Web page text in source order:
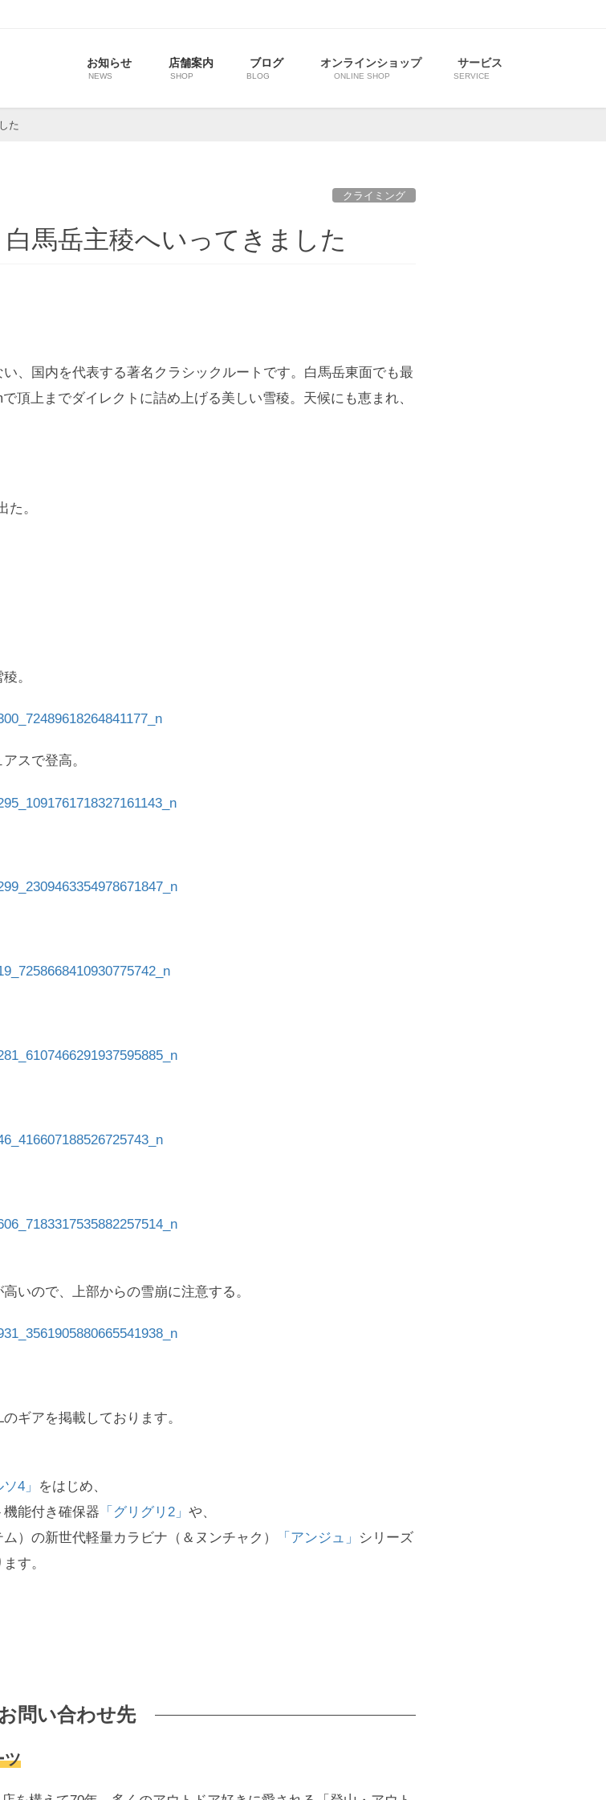
お知らせ
NEWS
店舗案内
SHOP
ブログ
BLOG
オンラインショップ
ONLINE SHOP
サービス
SERVICE
た
クライミング
馬岳主稜へいってきました
、国内を代表する著名クラシックルートです。白馬岳東面でも最
頂上までダイレクトに詰め上げる美しい雪稜。天候にも恵まれ、
。
。
スで登高。
いので、上部からの雪崩に注意する。
ギアを掲載しております。
4」
をはじめ、
能付き確保器 「グリグリ2」 や、
）の新世代軽量カラビナ（＆ヌンチャク）
「アンジュ」
シリーズ
す。
お問い合わせ先
ツ